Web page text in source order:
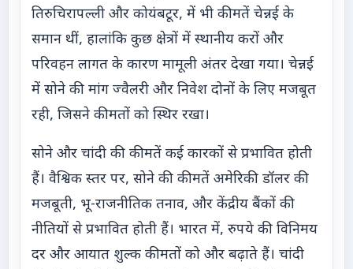
तिरुचिरापल्ली और कोयंबटूर, में भी कीमतें चेन्नई के
समान थीं, हालांकि कुछ क्षेत्रों में स्थानीय करों और
परिवहन लागत के कारण मामूली अंतर देखा गया। चेन्नई
में सोने की मांग ज्वैलरी और निवेश दोनों के लिए मजबूत
रही, जिसने कीमतों को स्थिर रखा।
सोने और चांदी की कीमतें कई कारकों से प्रभावित होती
हैं। वैश्विक स्तर पर, सोने की कीमतें अमेरिकी डॉलर की
मजबूती, भू-राजनीतिक तनाव, और केंद्रीय बैंकों की
नीतियों से प्रभावित होती हैं। भारत में, रुपये की विनिमय
दर और आयात शुल्क कीमतों को और बढ़ाते हैं। चांदी